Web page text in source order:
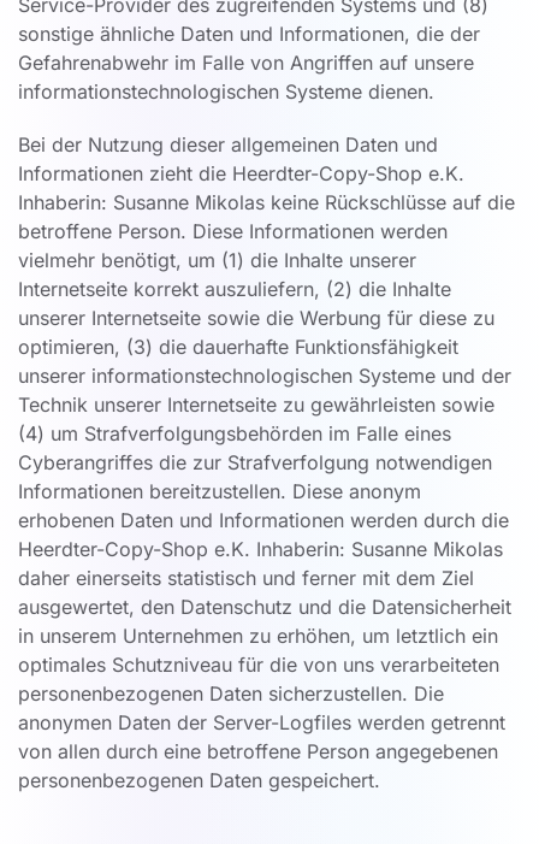
Service-Provider des zugreifenden Systems und (8)
sonstige ähnliche Daten und Informationen, die der
Gefahrenabwehr im Falle von Angriffen auf unsere
informationstechnologischen Systeme dienen.
Bei der Nutzung dieser allgemeinen Daten und
Informationen zieht die Heerdter-Copy-Shop e.K.
Inhaberin: Susanne Mikolas keine Rückschlüsse auf die
betroffene Person. Diese Informationen werden
vielmehr benötigt, um (1) die Inhalte unserer
Internetseite korrekt auszuliefern, (2) die Inhalte
unserer Internetseite sowie die Werbung für diese zu
optimieren, (3) die dauerhafte Funktionsfähigkeit
unserer informationstechnologischen Systeme und der
Technik unserer Internetseite zu gewährleisten sowie
(4) um Strafverfolgungsbehörden im Falle eines
Cyberangriffes die zur Strafverfolgung notwendigen
Informationen bereitzustellen. Diese anonym
erhobenen Daten und Informationen werden durch die
Heerdter-Copy-Shop e.K. Inhaberin: Susanne Mikolas
daher einerseits statistisch und ferner mit dem Ziel
ausgewertet, den Datenschutz und die Datensicherheit
in unserem Unternehmen zu erhöhen, um letztlich ein
optimales Schutzniveau für die von uns verarbeiteten
personenbezogenen Daten sicherzustellen. Die
anonymen Daten der Server-Logfiles werden getrennt
von allen durch eine betroffene Person angegebenen
personenbezogenen Daten gespeichert.